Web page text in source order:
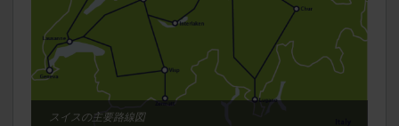
スイスの主要路線図